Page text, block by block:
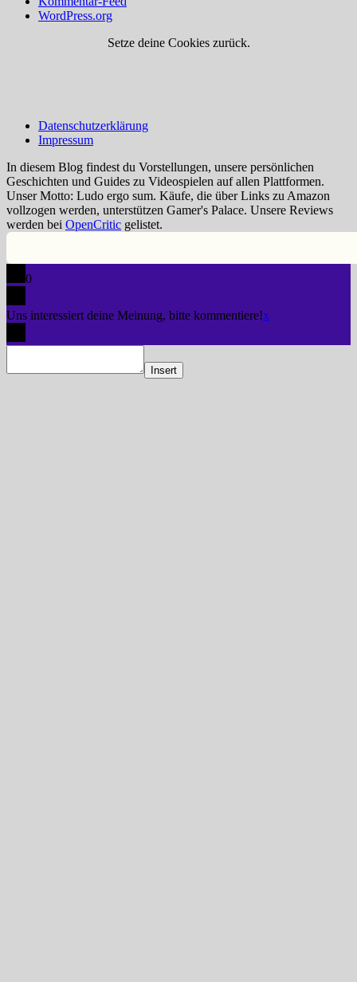
WordPress.org
Setze deine Cookies zurück.
Datenschutzerklärung
Impressum
In diesem Blog findest du Vorstellungen, unsere persönlichen
Geschichten und Guides zu Videospielen auf allen Plattformen.
Unser Motto: Ludo ergo sum. Käufe, die über Links zu Amazon
vollzogen werden, unterstützen Gamer's Palace. Unsere Reviews
werden bei OpenCritic gelistet.
0
Uns interessiert deine Meinung, bitte kommentiere!x
Insert